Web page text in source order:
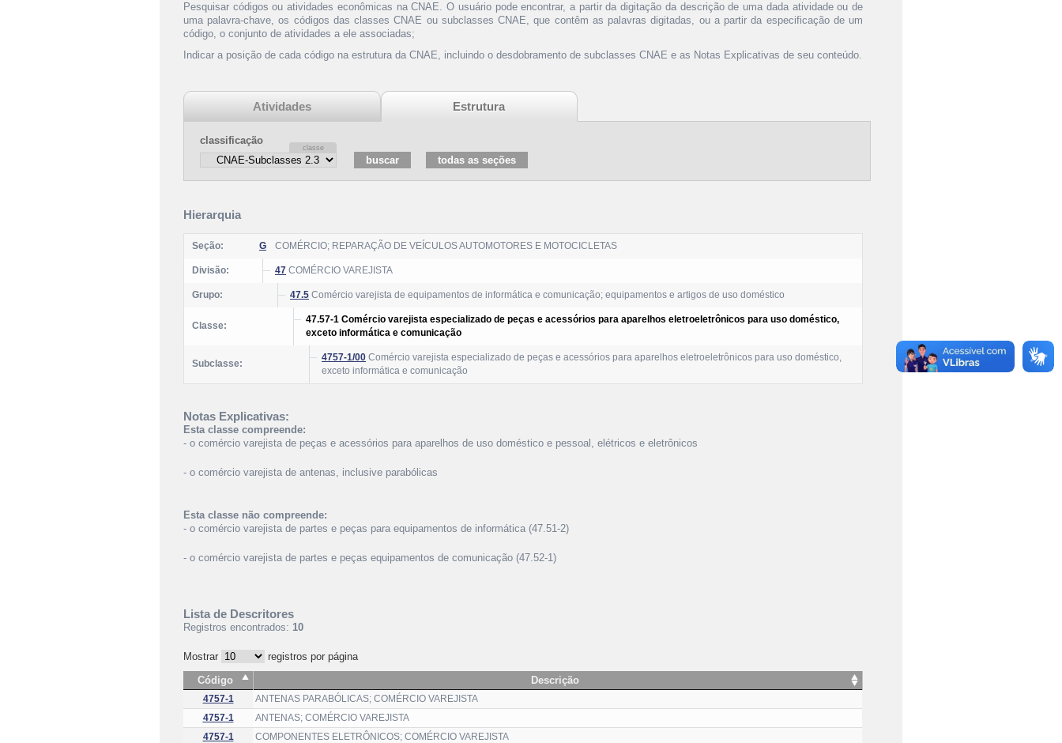
Pesquisar códigos ou atividades econômicas na CNAE. O usuário pode encontrar, a partir da digitação da descrição de uma dada atividade ou de
uma palavra-chave, os códigos das classes CNAE ou subclasses CNAE, que contêm as palavras digitadas, ou a partir da especificação de um
código, o conjunto de atividades a ele associadas;
Indicar a posição de cada código na estrutura da CNAE, incluindo o desdobramento de subclasses CNAE e as Notas Explicativas de seu conteúdo.
Atividades Estrutura
classificação
Hierarquia
Seção: G COMÉRCIO; REPARAÇÃO DE VEÍCULOS AUTOMOTORES E MOTOCICLETAS
Divisão: 47 COMÉRCIO VAREJISTA
Grupo: 47.5 Comércio varejista de equipamentos de informática e comunicação; equipamentos e artigos de uso doméstico
Classe:
47.57-1 Comércio varejista especializado de peças e acessórios para aparelhos eletroeletrônicos para uso doméstico,
exceto informática e comunicação
Subclasse:
4757-1/00 Comércio varejista especializado de peças e acessórios para aparelhos eletroeletrônicos para uso doméstico,
exceto informática e comunicação
Notas Explicativas:
Esta classe compreende:
- o comércio varejista de peças e acessórios para aparelhos de uso doméstico e pessoal, elétricos e eletrônicos
- o comércio varejista de antenas, inclusive parabólicas
Esta classe não compreende:
- o comércio varejista de partes e peças para equipamentos de informática (47.51-2)
- o comércio varejista de partes e peças equipamentos de comunicação (47.52-1)
Lista de Descritores
Registros encontrados: 10
Mostrar
registros por página
Código
Descrição
4757-1
ANTENAS PARABÓLICAS; COMÉRCIO VAREJISTA
4757-1
ANTENAS; COMÉRCIO VAREJISTA
4757-1
COMPONENTES ELETRÔNICOS; COMÉRCIO VAREJISTA